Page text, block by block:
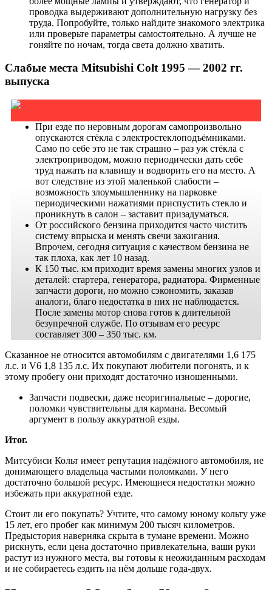
проводка выдерживают дополнительную нагрузку без
труда. Попробуйте, только найдите знакомого электрика
или проверьте параметры самостоятельно. А лучше не
гоняйте по ночам, тогда света должно хватить.
Слабые места Mitsubishi Colt 1995 — 2002 гг.
выпуска
При езде по неровным дорогам самопроизвольно
опускаются стёкла с электростеклоподъёмниками.
Само по себе это не так страшно – раз уж стёкла с
электроприводом, можно периодически дать себе
труд нажать на клавишу и водворить его на место. А
вот следствие из этой маленькой слабости –
возможность злоумышленнику на парковке
периодическими нажатиями приспустить стекло и
проникнуть в салон – заставит призадуматься.
От российского бензина приходится часто чистить
систему впрыска и менять свечи зажигания.
Впрочем, сегодня ситуация с качеством бензина не
так плоха, как лет 10 назад.
К 150 тыс. км приходит время замены многих узлов и
деталей: стартера, генератора, радиатора. Фирменные
запчасти дороги, но можно сэкономить, заказав
аналоги, благо недостатка в них не наблюдается.
После замены мотор снова готов к длительной
безупречной службе. По отзывам его ресурс
составляет 300 – 350 тыс. км.
Сказанное не относится автомобилям с двигателями 1,6 175
л.с. и V6 1,8 135 л.с. Их покупают любители погонять, и к
этому пробегу они приходят достаточно изношенными.
Запчасти подвески, даже неоригинальные – дорогие,
поломки чувствительны для кармана. Весомый
аргумент в пользу аккуратной езды.
Итог.
Митсубиси Кольт имеет репутация надёжного автомобиля, не
донимающего владельца частыми поломками. У него
достаточно большой ресурс. Имеющиеся недостатки можно
избежать при аккуратной езде.
Стоит ли его покупать? Учтите, что самому юному кольту уже
15 лет, его пробег как минимум 200 тысяч километров.
Предыстория наверняка скрыта в тумане времени. Можно
рискнуть, если цена достаточно привлекательна, ваши руки
растут из нужного места, вы готовы к неожиданным расходам
и не собираетесь ездить на нём дольше года-двух.